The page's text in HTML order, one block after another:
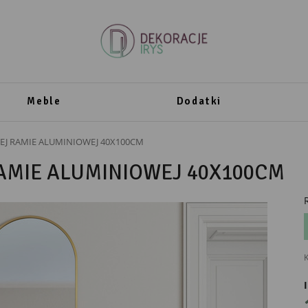
Meble Dodatki
RAMIE ALUMINIOWEJ 40X100CM
ALUMINIOWEJ 40X100CM